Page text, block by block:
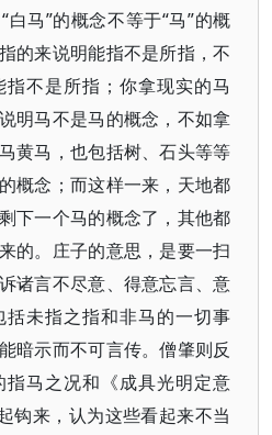
马”的概念不等于“马”的概
的来说明能指不是所指，不
不是所指；你拿现实的马
明马不是马的概念，不如拿
黄马，也包括树、石头等等
概念；而这样一来，天地都
下一个马的概念了，其他都
的。庄子的意思，是要一扫
诸言不尽意、得意忘言、意
未指之指和非马的一切事
暗示而不可言传。僧肇则反
马之况和《成具光明定意
钩来，认为这些看起来不当